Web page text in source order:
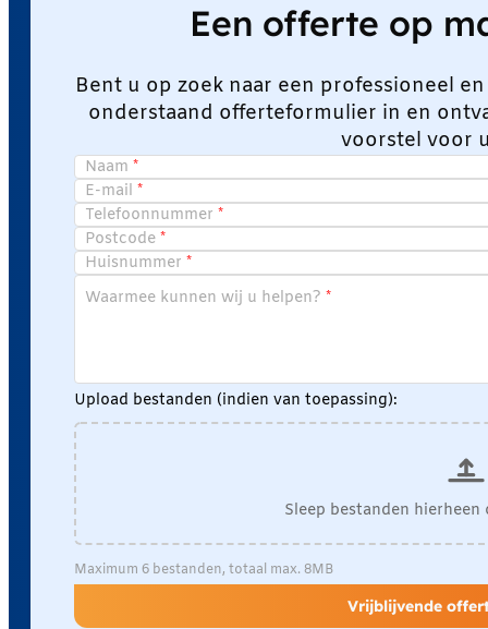
Een offerte op
Bent u op zoek naar een professioneel
onderstaand offerteformulier in en
voorstel voor
Naam
E-mail
Telefoonnummer
Postcode
Huisnummer
Waarmee kunnen wij u helpen?
Upload bestanden (indien van toepassing):
Sleep bestanden
Maximum 6 bestanden, totaal max. 8MB
Vrijblijvende